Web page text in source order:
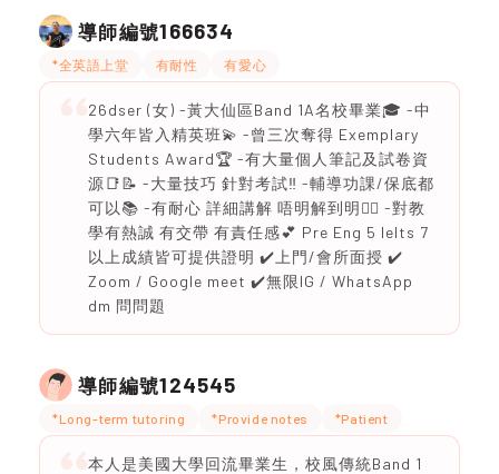
導師編號166634
*全英語上堂 有耐性 有愛心
26dser (女) -黃大仙區Band 1A名校畢業🎓 -中
學六年皆入精英班💫 -曾三次奪得 Exemplary
Students Award🏆 -有大量個人筆記及試卷資
源📑📝 -大量技巧 針對考試‼️ -輔導功課/保底都
可以📚 -有耐心 詳細講解 唔明解到明❤️‍🔥 -對教
學有熱誠 有交帶 有責任感💕 Pre Eng 5 Ielts 7
以上成績皆可提供證明 ✔️上門/會所面授 ✔️
Zoom / Google meet ✔️無限IG / WhatsApp
dm 問問題
導師編號124545
*Long-term tutoring *Provide notes *Patient
本人是美國大學回流畢業生，校風傳統Band 1